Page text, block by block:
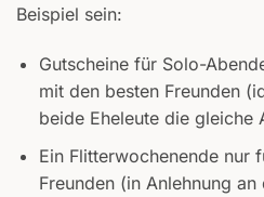
Beispiel sein:
Gutscheine für Solo-
mit den besten Freunden
beide Eheleute die gleiche
Ein Flitterwochenende nur
Freunden (in Anlehnung an